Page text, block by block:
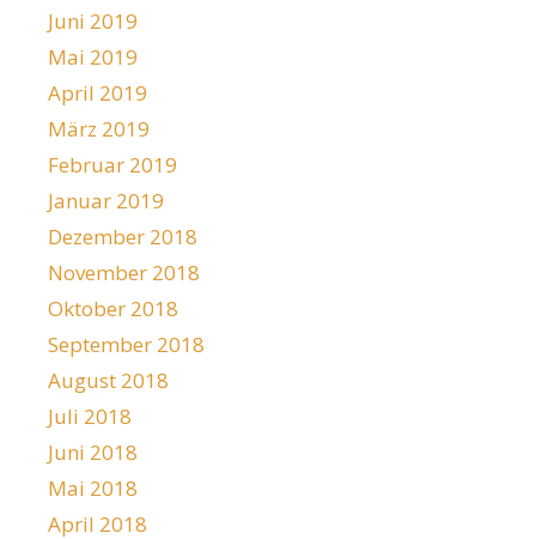
Juni 2019
Mai 2019
April 2019
März 2019
Februar 2019
Januar 2019
Dezember 2018
November 2018
Oktober 2018
September 2018
August 2018
Juli 2018
Juni 2018
Mai 2018
April 2018